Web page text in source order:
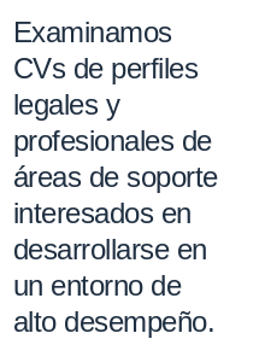
Examinamos
CVs de perfiles
legales y
profesionales de
áreas de soporte
interesados en
desarrollarse en
un entorno de
alto desempeño.